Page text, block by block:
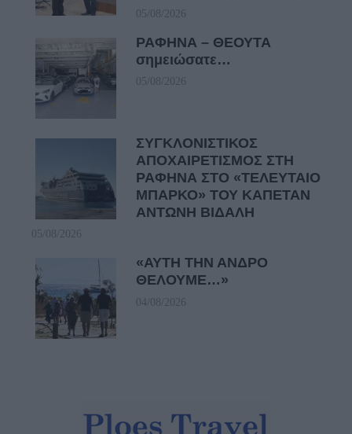
05/08/2026
ΡΑΦΗΝΑ – ΘΕΟΥΤΑ
σημειώσατε…
05/08/2026
ΣΥΓΚΛΟΝΙΣΤΙΚΟΣ
ΑΠΟΧΑΙΡΕΤΙΣΜΟΣ ΣΤΗ
ΡΑΦΗΝΑ ΣΤΟ «ΤΕΛΕΥΤΑΙΟ
ΜΠΑΡΚΟ» ΤΟΥ ΚΑΠΕΤΑΝ
ΑΝΤΩΝΗ ΒΙΔΑΛΗ
05/08/2026
«ΑΥΤΗ ΤΗΝ ΑΝΔΡΟ
ΘΕΛΟΥΜΕ…»
04/08/2026